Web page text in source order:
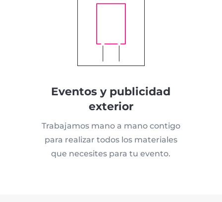
Eventos y publicidad
exterior
Trabajamos mano a mano contigo
para realizar todos los materiales
que necesites para tu evento.